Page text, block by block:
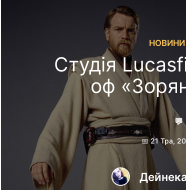
НОВИНИ
Студія
оф
💬
📅 21 Тра,